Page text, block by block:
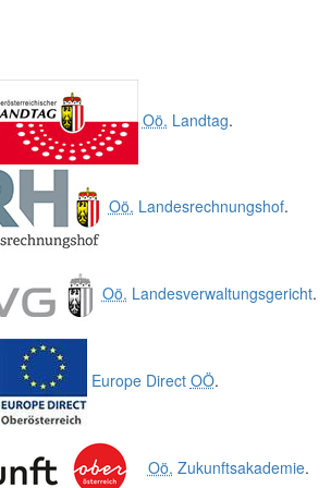
Oö. Landtag.
Oö. Landesrechnungshof.
Oö. Landesverwaltungsgericht.
Europe Direct OÖ.
Oö. Zukunftsakademie.